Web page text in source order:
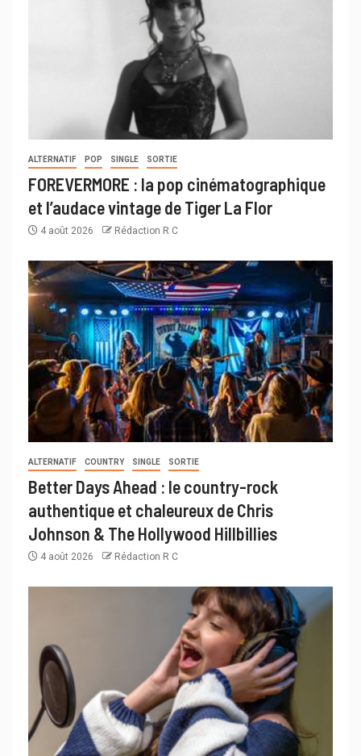
ALTERNATIF POP SINGLE SORTIE
FOREVERMORE : la pop cinématographique
et l’audace vintage de Tiger La Flor
4 août 2026 Rédaction R C
ALTERNATIF COUNTRY SINGLE SORTIE
Better Days Ahead : le country-rock
authentique et chaleureux de Chris
Johnson & The Hollywood Hillbillies
4 août 2026 Rédaction R C